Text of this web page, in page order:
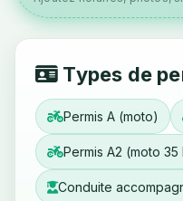
Types de
Permis A (moto)
Permis A2 (moto 35
Conduite